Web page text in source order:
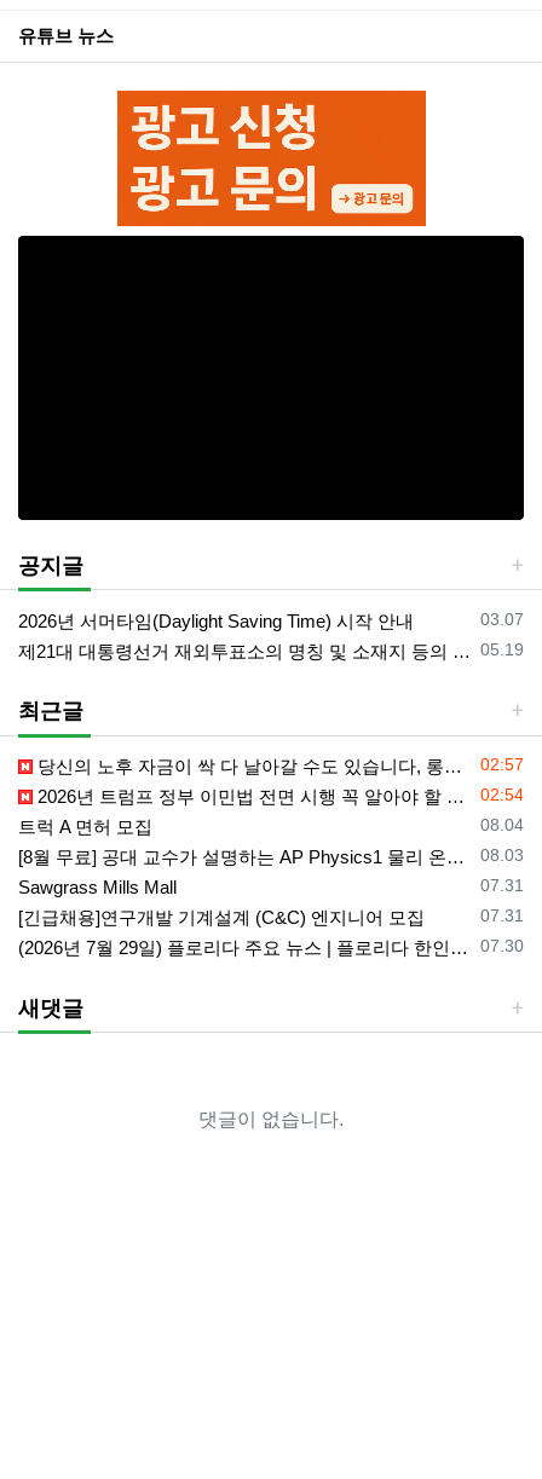
유튜브 뉴스
공지글
등록일
03.07
2026년 서머타임(Daylight Saving Time) 시작 안내
등록일
05.19
제21대 대통령선거 재외투표소의 명칭 및 소재지 등의 공고/올랜도 제외 투표소
최근글
등록일
02:57
당신의 노후 자금이 싹 다 날아갈 수도 있습니다, 롱텀케어 준비 하기
등록일
02:54
2026년 트럼프 정부 이민법 전면 시행 꼭 알아야 할 4가지!!
등록일
08.04
트럭 A 면허 모집
등록일
08.03
[8월 무료] 공대 교수가 설명하는 AP Physics1 물리 온라인 강의
등록일
07.31
Sawgrass Mills Mall
등록일
07.31
[긴급채용]연구개발 기계설계 (C&C) 엔지니어 모집
등록일
07.30
(2026년 7월 29일) 플로리다 주요 뉴스 | 플로리다 한인 닷컴
새댓글
댓글이 없습니다.